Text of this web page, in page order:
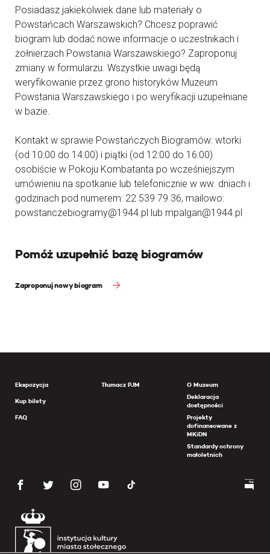
Posiadasz jakiekolwiek dane lub materiały o
Powstańcach Warszawskich? Chcesz poprawić
biogram lub dodać nowe informacje o uczestnikach i
żołnierzach Powstania Warszawskiego? Zaproponuj
zmiany w formularzu. Wszystkie uwagi będą
weryfikowanie przez grono historyków Muzeum
Powstania Warszawskiego i po weryfikacji uzupełniane
w bazie.
Kontakt w sprawie Powstańczych Biogramów: wtorki
(od 10:00 do 14:00) i piątki (od 12:00 do 16:00)
osobiście w Pokoju Kombatanta po wcześniejszym
umówieniu na spotkanie lub telefonicznie w ww. dniach i
godzinach pod numerem: 22 539 79 36, mailowo:
powstanczebiogramy@1944.pl lub mpalgan@1944.pl
Pomóż uzupełnić bazę biogramów
Zaproponuj nowy biogram
Ekspozycja
Kup bilety
FAQ
Tłumacz PJM
O Muzeum
Deklaracja
dostępności
Projekty
dofinansowane z
MKiDN
Standardy ochrony
małoletnich